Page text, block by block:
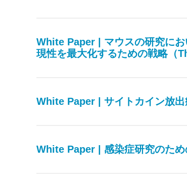
White Paper | マウスの研究に
現性を最大化するための戦略（
White Paper | サイトカイン放
White Paper | 感染症研究のた